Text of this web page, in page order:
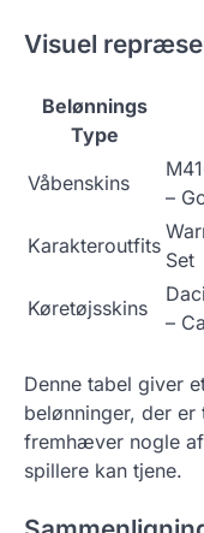
Visuel
Belønnings
Type
Våbenskins
–
Karakteroutfits
Set
Køretøjsskins
–
Denne tabel giver
belønninger, der
fremhæver nogle
spillere kan tjene.